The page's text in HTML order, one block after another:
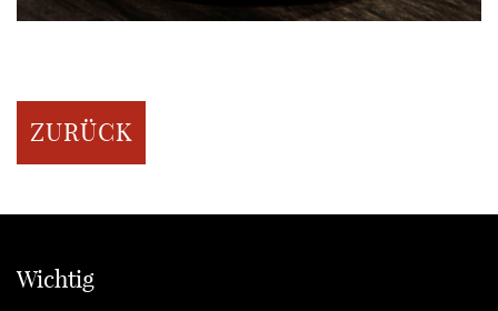
ZURÜCK
Wichtig